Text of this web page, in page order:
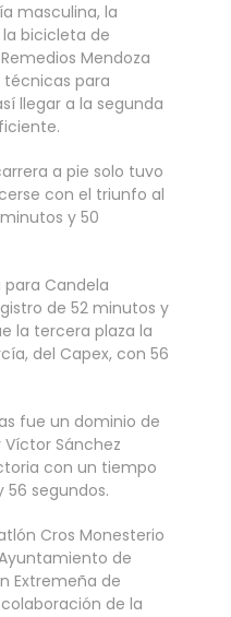
masculina, la
bicicleta de
Mendoza
técnicas para
llegar a la segunda
a pie solo tuvo
con el triunfo al
y 50
para Candela
de 52 minutos y
la tercera plaza la
del Capex, con 56
fue un dominio de
Víctor Sánchez
con un tiempo
56 segundos.
Cros Monesterio
de
Extremeña de
de la